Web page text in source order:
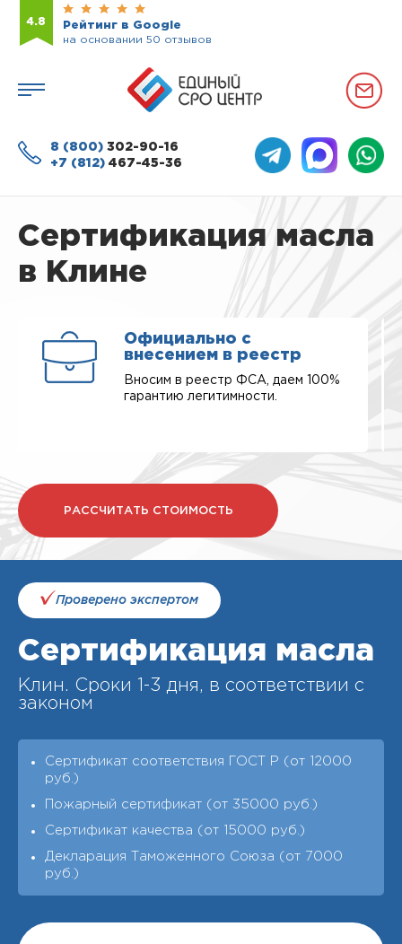
4.8
Рейтинг в Google
на основании 50 отзывов
8 (800) 302-90-16
+7 (812) 467-45-36
Сертификация масла
в Клине
Официально с
внесением в реестр
Вносим в реестр ФСА, даем 100%
гарантию легитимности.
РАССЧИТАТЬ СТОИМОСТЬ
Проверено экспертом
Сертификация масла
Клин. Cроки 1-3 дня, в соответствии с
законом
Сертификат соответствия ГОСТ Р (от 12000
руб.)
Пожарный сертификат (от 35000 руб.)
Сертификат качества (от 15000 руб.)
Декларация Таможенного Союза (от 7000
руб.)